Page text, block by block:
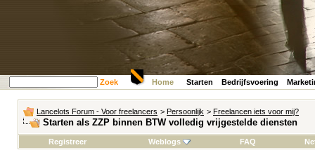
Zoek Home Starten Bedrijfsvoering
Lancelots Forum - Voor freelancers > Persoonlijk > Freelancen iets voor mij?
Starten als ZZP binnen BTW volledig vrijgestelde diensten
Registreer Weblogs FAQ